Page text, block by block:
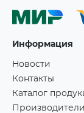
Информация
Новости
Контакты
Каталог
Производители